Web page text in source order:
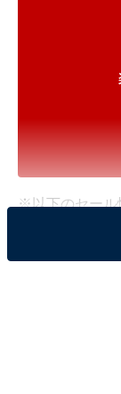
※以下のセール
のです。料金
※本記事で紹介して